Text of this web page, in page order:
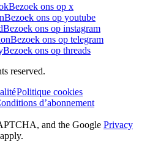
Bezoek ons op x
Bezoek ons op youtube
Bezoek ons op instagram
Bezoek ons op telegram
Bezoek ons op threads
reserved.
Politique cookies
d’abonnement
and the Google Privacy
apply.